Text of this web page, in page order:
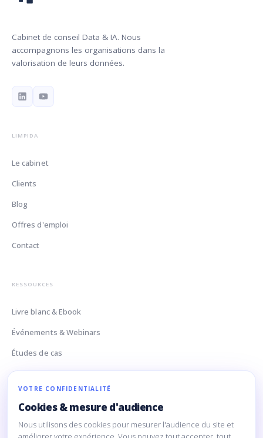
Cabinet de conseil Data & IA. Nous
accompagnons les organisations dans la
valorisation de leurs données.
LIMPIDA
Le cabinet
Clients
Blog
Offres d'emploi
Contact
RESSOURCES
Livre blanc & Ebook
Événements & Webinars
Études de cas
Glossaire Data
CONTACT
VOTRE CONFIDENTIALITÉ
Cookies & mesure d'audience
Nous utilisons des cookies pour mesurer l'audience du site et